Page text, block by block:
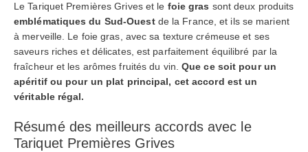
Le Tariquet Premières Grives et le foie gras sont deux produits
emblématiques du Sud-Ouestde la France, et ils se marient
à merveille. Le foie gras, avec sa texture crémeuse et ses
saveurs riches et délicates, est parfaitement équilibré par la
fraîcheur et les arômes fruités du vin.Que ce soit pour un
apéritif ou pour un plat principal, cet accord est un
véritable régal.
Résumé des meilleurs accords avec le
Tariquet Premières Grives